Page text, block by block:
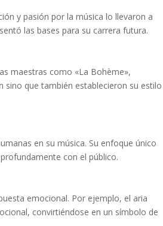
y pasión por la música lo llevaron a
las bases para su carrera futura.
maestras como «La Bohème»,
sino que también establecieron su estilo
en su música. Su enfoque único
con el público.
emocional. Por ejemplo, el aria
convirtiéndose en un símbolo de